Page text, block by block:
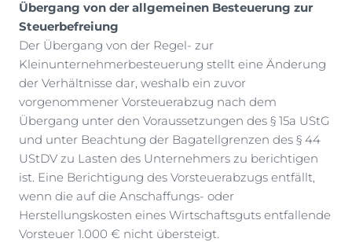
Übergang von der allgemeinen Besteuerung zur
Steuerbefreiung
Der Übergang von der Regel- zur
Kleinunternehmerbesteuerung stellt eine Änderung
der Verhältnisse dar, weshalb ein zuvor
vorgenommener Vorsteuerabzug nach dem
Übergang unter den Voraussetzungen des § 15a UStG
und unter Beachtung der Bagatellgrenzen des § 44
UStDV zu Lasten des Unternehmers zu berichtigen
ist. Eine Berichtigung des Vorsteuerabzugs entfällt,
wenn die auf die Anschaffungs- oder
Herstellungskosten eines Wirtschaftsguts entfallende
Vorsteuer 1.000 € nicht übersteigt.